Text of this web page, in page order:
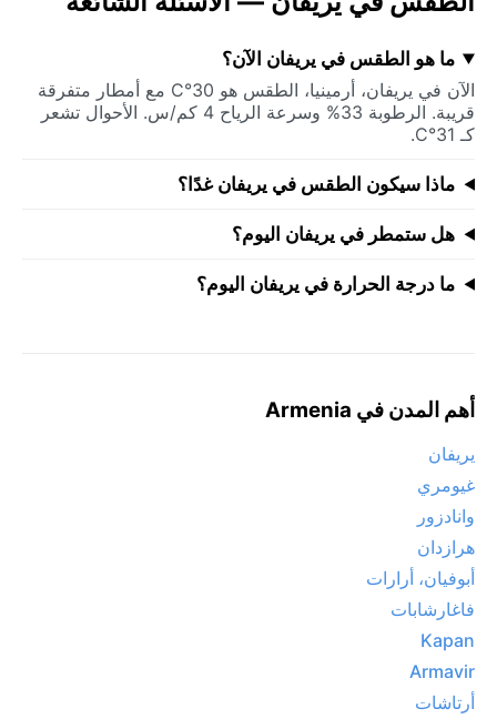
ما هو الطقس في يريفان الآن؟
الآن في يريفان، أرمينيا، الطقس هو 30°C مع أمطار متفرقة
قريبة. الرطوبة 33% وسرعة الرياح 4 كم/س. الأحوال تشعر
كـ 31°C.
ماذا سيكون الطقس في يريفان غدًا؟
هل ستمطر في يريفان اليوم؟
ما درجة الحرارة في يريفان اليوم؟
أهم المدن في Armenia
يريفان
غيومري
وانادزور
هرازدان
أبوفيان، أرارات
فاغارشابات
Kapan
Armavir
أرتاشات